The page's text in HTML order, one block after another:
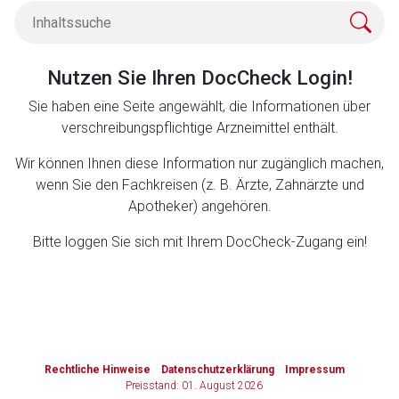
Nutzen Sie Ihren DocCheck Login!
Sie haben eine Seite angewählt, die Informationen über
verschreibungspflichtige Arzneimittel enthält.
Wir können Ihnen diese Information nur zugänglich machen,
wenn Sie den Fachkreisen (z. B. Ärzte, Zahnärzte und
Apotheker) angehören.
Bitte loggen Sie sich mit Ihrem DocCheck-Zugang ein!
Rechtliche Hinweise Datenschutzerklärung
Impressum
Preisstand: 01. August 2026